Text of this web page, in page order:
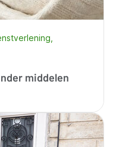
middelen